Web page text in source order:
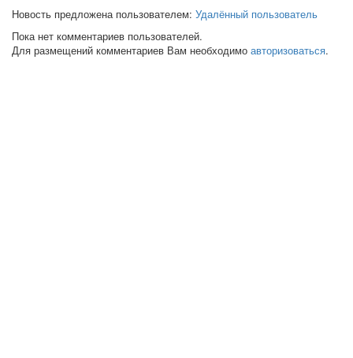
Новость предложена пользователем: Удалённый пользователь
Пока нет комментариев пользователей.
Для размещений комментариев Вам необходимо авторизоваться.